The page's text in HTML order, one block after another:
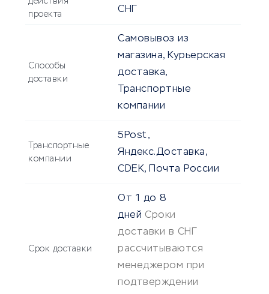
проекта
СНГ
Способы
доставки
Самовывоз из
магазина, Курьерская
доставка,
Транспортные
компании
Транспортные
компании
5Post,
Яндекс.Доставка,
CDEK, Почта России
Срок доставки
От 1 до 8
дней Сроки
доставки в СНГ
рассчитываются
менеджером при
подтверждении